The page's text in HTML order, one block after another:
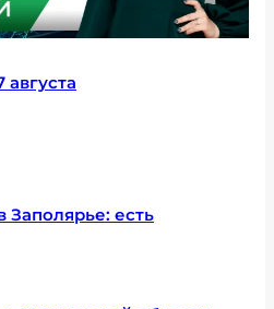
Заполярье: есть